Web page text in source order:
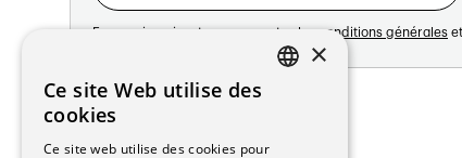
En vous inscrivant vous acceptez les conditions générales
Adresse:
Avenue de Longemalle 21
1020 Renens
Suisse
×
Ce site Web utilise des
cookies
Ce site web utilise des cookies pour